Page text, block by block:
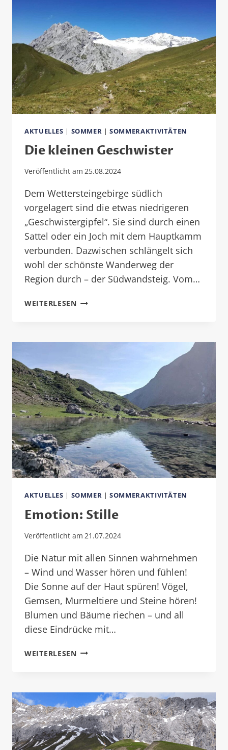
AKTUELLES | SOMMER |SOMMERAKTIVITÄTEN
Die kleinen Geschwister
Veröffentlicht am 25.08.2024
Dem Wettersteingebirge südlich
vorgelagert sind die etwas niedrigeren
„Geschwistergipfel“. Sie sind durch einen
Sattel oder ein Joch mit dem Hauptkamm
verbunden. Dazwischen schlängelt sich
wohl der schönste Wanderweg der
Region durch – der Südwandsteig. Vom…
WEITERLESENDIE
AKTUELLES | SOMMER |SOMMERAKTIVITÄTEN
Emotion: Stille
Veröffentlicht am 21.07.2024
Die Natur mit allen Sinnen wahrnehmen
– Wind und Wasser hören und fühlen!
Die Sonne auf der Haut spüren! Vögel,
Gemsen, Murmeltiere und Steine hören!
Blumen und Bäume riechen – und all
diese Eindrücke mit…
WEITERLESENEMOTION: